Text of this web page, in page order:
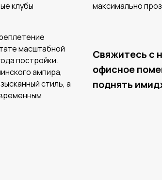
клубы
масштабной
постройки.
ампира,
стиль, а
максимально
Свяжитесь с
офисное
поднять